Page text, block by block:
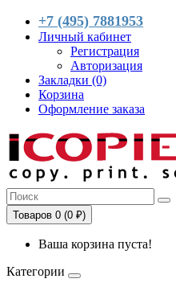
+7 (495) 7881953
Личный кабинет
Регистрация
Авторизация
Закладки (0)
Корзина
Оформление заказа
Товаров 0 (0 ₽)
Ваша корзина пуста!
Категории